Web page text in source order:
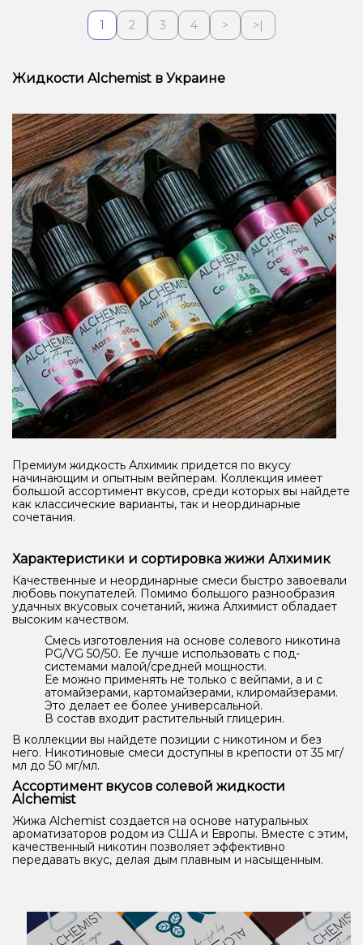
1 2 3 4 > >|
Жидкости Alchemist в Украине
Премиум жидкость Алхимик придется по вкусу
начинающим и опытным вейперам. Коллекция имеет
большой ассортимент вкусов, среди которых вы найдете
как классические варианты, так и неординарные
сочетания.
Характеристики и сортировка жижи Алхимик
Качественные и неординарные смеси быстро завоевали
любовь покупателей. Помимо большого разнообразия
удачных вкусовых сочетаний, жижа Алхимист обладает
высоким качеством.
Смесь изготовления на основе солевого никотина
PG/VG 50/50. Ее лучше использовать с под-
системами малой/средней мощности.
Ее можно применять не только с вейпами, а и с
атомайзерами, картомайзерами, клиромайзерами.
Это делает ее более универсальной.
В состав входит растительный глицерин.
В коллекции вы найдете позиции с никотином и без
него. Никотиновые смеси доступны в крепости от 35 мг/
мл до 50 мг/мл.
Ассортимент вкусов солевой жидкости
Alchemist
Жижа Alchemist создается на основе натуральных
ароматизаторов родом из США и Европы. Вместе с этим,
качественный никотин позволяет эффективно
передавать вкус, делая дым плавным и насыщенным.